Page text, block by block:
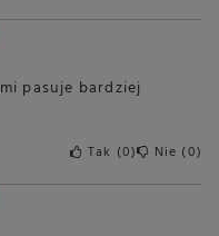
pasuje bardziej
Tak 0 Nie 0